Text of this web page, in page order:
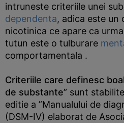
intruneste criteriile unei
dependenta, adica este un
nicotinica ce apare ca
tutun este o tulburare
comportamentala .
Criteriile care definesc
de substante” sunt
editie a ”Manualului de
(DSM-IV) elaborat de